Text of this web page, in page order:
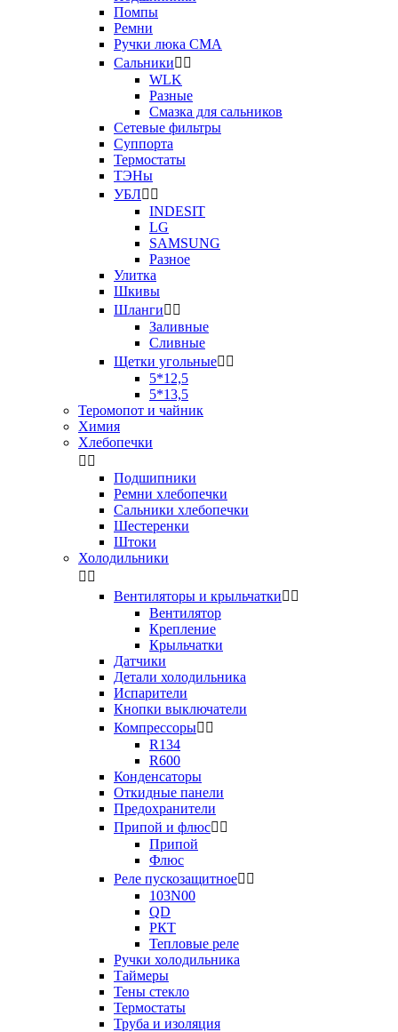
Помпы
Ремни
Ручки люка СМА
Сальники 
WLK
Разные
Смазка для сальников
Сетевые фильтры
Суппорта
Термостаты
ТЭНы
УБЛ 
INDESIT
LG
SAMSUNG
Разное
Улитка
Шкивы
Шланги 
Заливные
Сливные
Щетки угольные 
5*12,5
5*13,5
Теромопот и чайник
Химия
Хлебопечки
 
Подшипники
Ремни хлебопечки
Сальники хлебопечки
Шестеренки
Штоки
Холодильники
 
Вентиляторы и крыльчатки 
Вентилятор
Крепление
Крыльчатки
Датчики
Детали холодильника
Испарители
Кнопки выключатели
Компрессоры 
R134
R600
Конденсаторы
Откидные панели
Предохранители
Припой и флюс 
Припой
Флюс
Реле пускозащитное 
103N00
QD
РКТ
Тепловые реле
Ручки холодильника
Таймеры
Тены стекло
Термостаты
Труба и изоляция